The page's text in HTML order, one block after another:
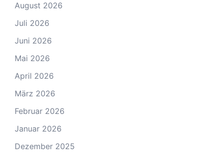
August 2026
Juli 2026
Juni 2026
Mai 2026
April 2026
März 2026
Februar 2026
Januar 2026
Dezember 2025